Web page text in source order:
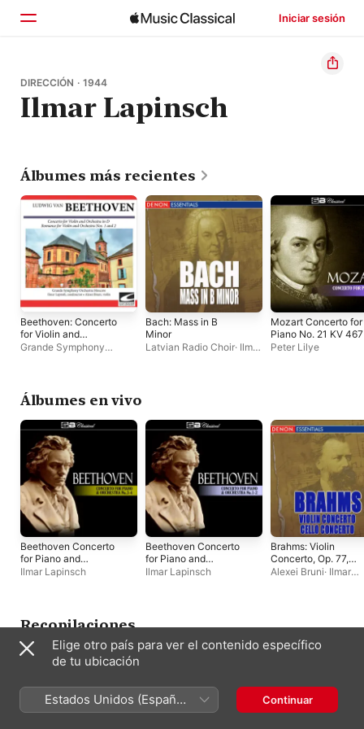
Iniciar sesión
Inicio
Explorar
DIRECCIÓN · 1944
Ilmar Lapinsch
Álbumes más recientes
Beethoven: Concerto
for Violin and
Orchestra in D -
Grande Symphony
Bach: Mass in B
Minor
Latvian Radio Choir· Ilmar
Mozart Concerto for
Piano No. 21 KV 467
Peter Lilye
Álbumes en vivo
Beethoven Concerto
for Piano and
Orchestra No 3-4
Ilmar Lapinsch
Beethoven Concerto
for Piano and
Orchestra No 1-2
Ilmar Lapinsch
Brahms: Violin
Concerto, Op. 77,
Cello Concerto, Op.
Alexei Bruni· Ilmar
Recopilaciones
Elige otro país para ver el contenido específico
de tu ubicación
Estados Unidos (Español
México)
Continuar